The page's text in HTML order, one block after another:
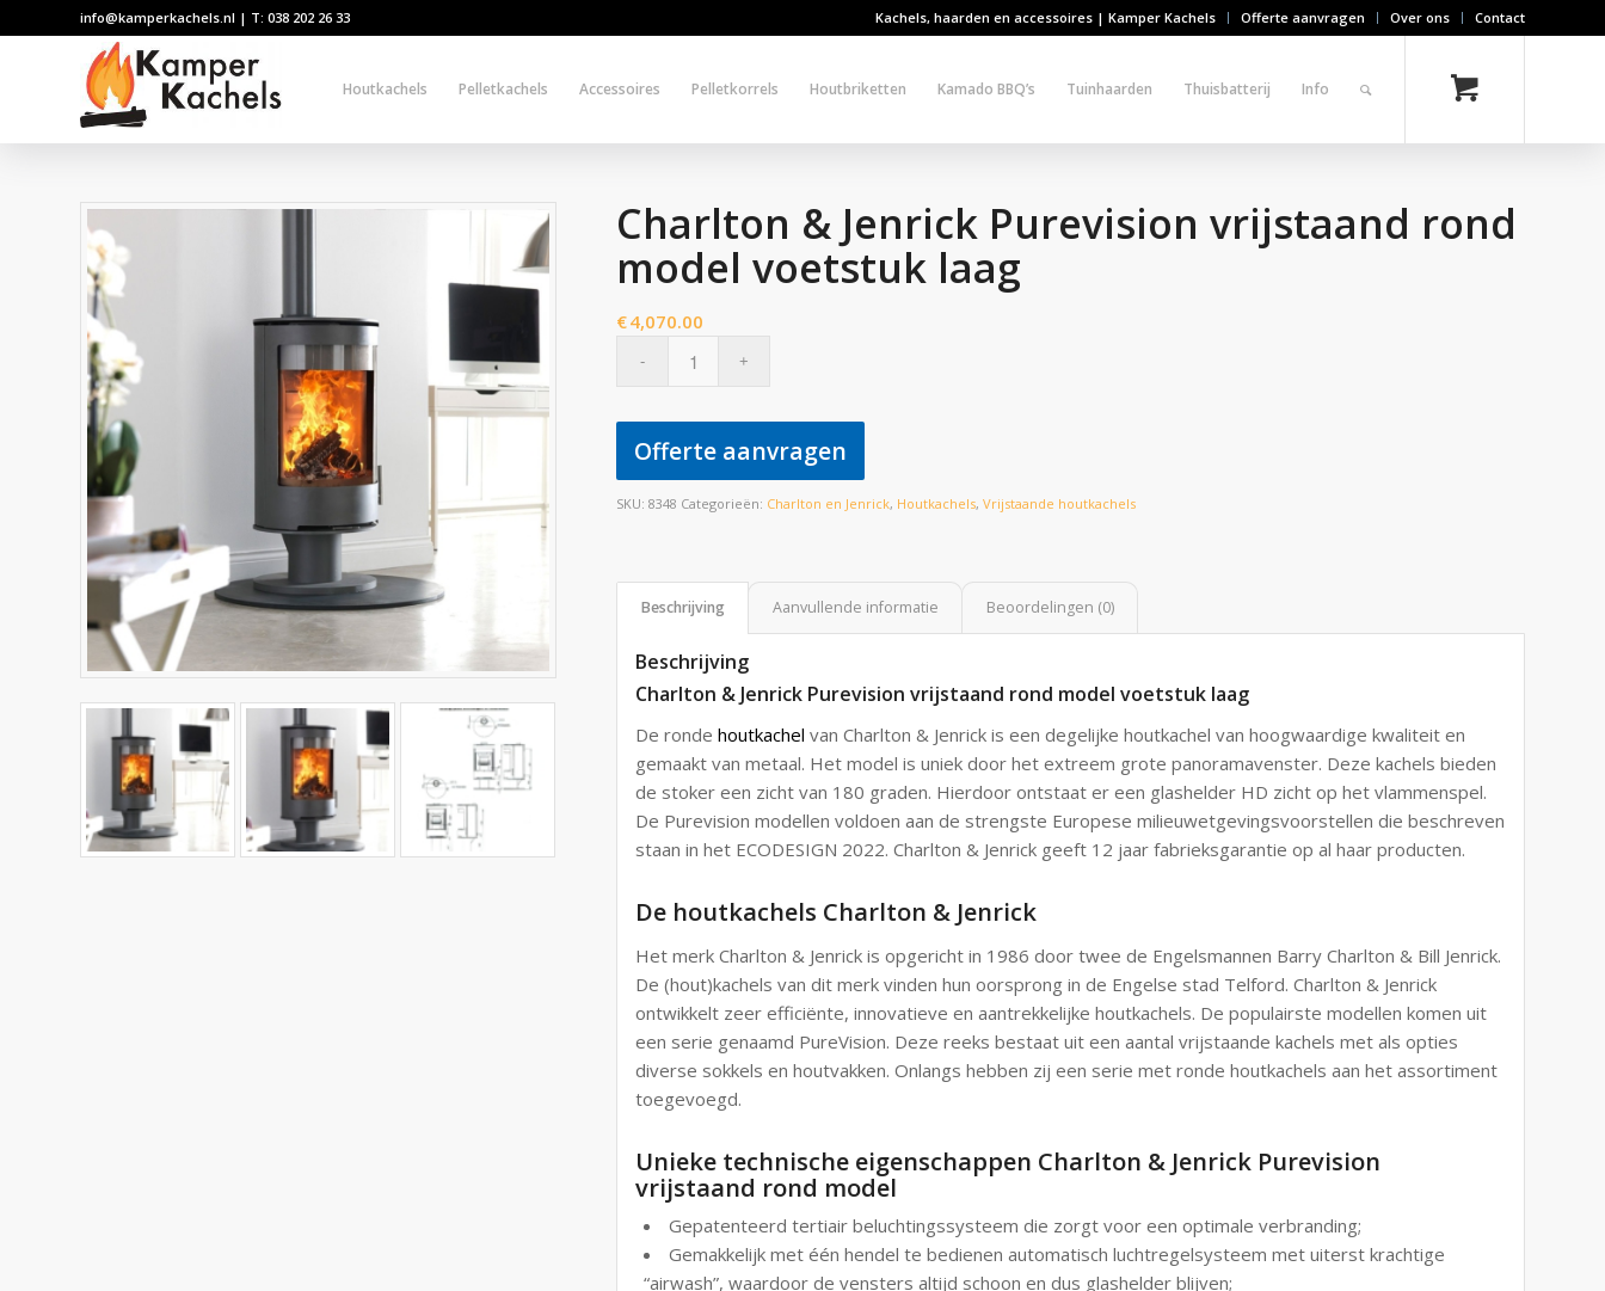
Kachels, haarden en accessoires | Kamper Kachels Offerte aanvragen Over ons Contact
info@kamperkachels.nl | T: 038 202 26 33
Houtkachels Pelletkachels Accessoires Pelletkorrels Houtbriketten Kamado BBQ’s Tuinhaarden Thuisbatterij Info
Charlton & Jenrick Purevision vrijstaand rond
model voetstuk laag
€4,070.00
Offerte aanvragen
SKU:8348 Categorieën: Charlton en Jenrick, Houtkachels,Vrijstaande houtkachels
Beschrijving Aanvullende informatie Beoordelingen (0)
Beschrijving
Charlton & Jenrick Purevision vrijstaand rond model voetstuk laag
De rondehoutkachel van Charlton & Jenrick is een degelijke houtkachel van hoogwaardige kwaliteit en
gemaakt van metaal. Het model is uniek door het extreem grote panoramavenster. Deze kachels bieden
de stoker een zicht van 180 graden. Hierdoor ontstaat er een glashelder HD zicht op het vlammenspel.
De Purevision modellen voldoen aan de strengste Europese milieuwetgevingsvoorstellen die beschreven
staan in het ECODESIGN 2022. Charlton & Jenrick geeft 12 jaar fabrieksgarantie op al haar producten.
De houtkachels Charlton & Jenrick
Het merk Charlton & Jenrick is opgericht in 1986 door twee de Engelsmannen Barry Charlton & Bill Jenrick.
De (hout)kachels van dit merk vinden hun oorsprong in de Engelse stad Telford. Charlton & Jenrick
ontwikkelt zeer efficiënte, innovatieve en aantrekkelijke houtkachels. De populairste modellen komen uit
een serie genaamd PureVision. Deze reeks bestaat uit een aantal vrijstaande kachels met als opties
diverse sokkels en houtvakken. Onlangs hebben zij een serie met ronde houtkachels aan het assortiment
toegevoegd.
Unieke technische eigenschappen Charlton & Jenrick Purevision
vrijstaand rond model
Gepatenteerd tertiair beluchtingssysteem die zorgt voor een optimale verbranding;
Gemakkelijk met één hendel te bedienen automatisch luchtregelsysteem met uiterst krachtige
“airwash”, waardoor de vensters altijd schoon en dus glashelder blijven;